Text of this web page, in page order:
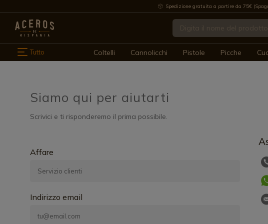
Spedizione gratuita a partire da 75€
Tutto Coltelli Cannolicchi Pistole Picche
Siamo qui per aiutarti
Scrivici e ti risponderemo il prima possibile.
Affare
Indirizzo email